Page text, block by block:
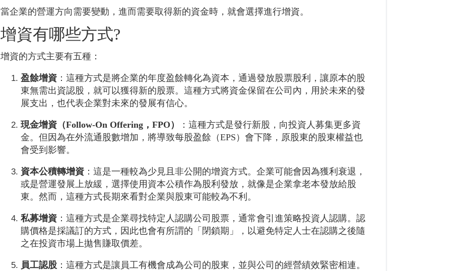
當企業的營運方向需要變動，進而需要取得新的資金時，就會選擇進行增資。
增資有哪些方式?
增資的方式主要有五種：
盈餘增資 ：這種方式是將企業的年度盈餘轉化為資本，通過發放股票股利，讓原本的股
東無需出資認股，就可以獲得新的股票。這種方式將資金保留在公司內，用於未來的發
展支出，也代表企業對未來的發展有信心。
現金增資（Follow-On Offering，FPO）
：這種方式是發行新股，向投資人募集更多資
金。但因為在外流通股數增加，將導致每股盈餘（EPS）會下降，原股東的股東權益也
會受到影響。
資本公積轉增資 ：這是一種較為少見且非公開的增資方式。企業可能會因為獲利衰退，
或是營運發展上放緩，選擇使用資本公積作為股利發放，就像是企業拿老本發放給股
東。然而，這種方式長期來看對企業與股東可能較為不利。
私募增資 ：這種方式是企業尋找特定人認購公司股票，通常會引進策略投資人認購。認
購價格是採議訂的方式，因此也會有所謂的「閉鎖期」，以避免特定人士在認購之後隨
之在投資市場上拋售賺取價差。
員工認股 ：這種方式是讓員工有機會成為公司的股東，並與公司的經營績效緊密相連。